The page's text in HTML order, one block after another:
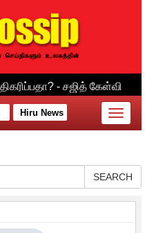
Hiru News
Toggle
SEARCH